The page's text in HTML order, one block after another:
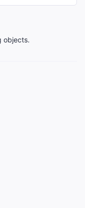
objects.